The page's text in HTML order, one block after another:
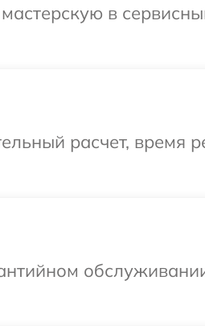
в
расчет, время